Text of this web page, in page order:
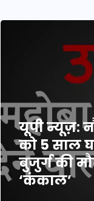
यूपी न्यूज़:
को 5 साल
बुजुर्ग की
‘कंकाल’